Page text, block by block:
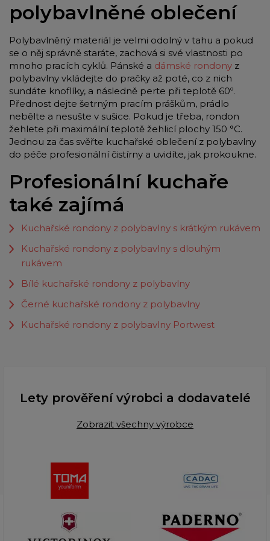
polybavlněné oblečení
Polybavlněný materiál je velmi odolný v tahu a pokud
se o něj správně staráte, zachová si své vlastnosti po
mnoho pracích cyklů. Pánské a dámské rondony z
polybavlny vkládejte do pračky až poté, co z nich
sundáte knoflíky, a následně perte při teplotě 60º.
Přednost dejte šetrným pracím práškům, prádlo
nebělte a nesušte v sušice. Pokud je třeba, rondon
žehlete při maximální teplotě žehlicí plochy 150 °C.
Jednou za čas svěřte kuchařské oblečení z polybavlny
do péče profesionální čistírny a uvidíte, jak prokoukne.
Profesionální kuchaře
také zajímá
Kuchařské rondony z polybavlny s krátkým rukávem
Kuchařské rondony z polybavlny s dlouhým
rukávem
Bílé kuchařské rondony z polybavlny
Černé kuchařské rondony z polybavlny
Kuchařské rondony z polybavlny Portwest
Lety prověření výrobci a dodavatelé
Zobrazit všechny výrobce